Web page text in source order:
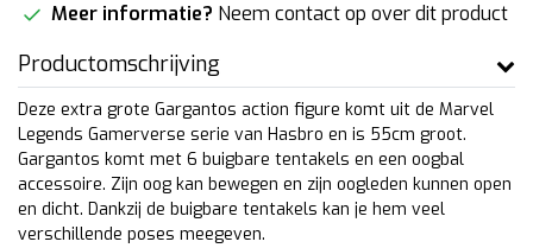
Meer informatie? Neem contact op over dit product
Productomschrijving
Deze extra grote Gargantos action figure komt uit de Marvel
Legends Gamerverse serie van Hasbro en is 55cm groot.
Gargantos komt met 6 buigbare tentakels en een oogbal
accessoire. Zijn oog kan bewegen en zijn oogleden kunnen open
en dicht. Dankzij de buigbare tentakels kan je hem veel
verschillende poses meegeven.